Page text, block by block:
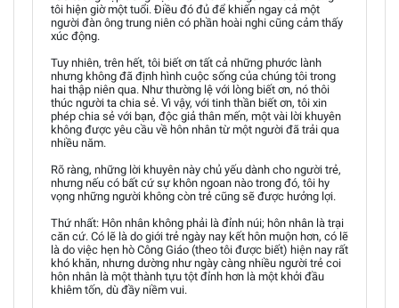
tôi hiện giờ một tuổi. Điều đó đủ để khiến ngay cả một
người đàn ông trung niên có phần hoài nghi cũng cảm thấy
xúc động.
Tuy nhiên, trên hết, tôi biết ơn tất cả những phước lành
nhưng không đã định hình cuộc sống của chúng tôi trong
hai thập niên qua. Như thường lệ với lòng biết ơn, nó thôi
thúc người ta chia sẻ. Vì vậy, với tinh thần biết ơn, tôi xin
phép chia sẻ với bạn, độc giả thân mến, một vài lời khuyên
không được yêu cầu về hôn nhân từ một người đã trải qua
nhiều năm.
Rõ ràng, những lời khuyên này chủ yếu dành cho người trẻ,
nhưng nếu có bất cứ sự khôn ngoan nào trong đó, tôi hy
vọng những người không còn trẻ cũng sẽ được hưởng lợi.
Thứ nhất: Hôn nhân không phải là đỉnh núi; hôn nhân là trại
căn cứ. Có lẽ là do giới trẻ ngày nay kết hôn muộn hơn, có lẽ
là do việc hẹn hò Công Giáo (theo tôi được biết) hiện nay rất
khó khăn, nhưng dường như ngày càng nhiều người trẻ coi
hôn nhân là một thành tựu tột đỉnh hơn là một khởi đầu
khiêm tốn, dù đầy niềm vui.